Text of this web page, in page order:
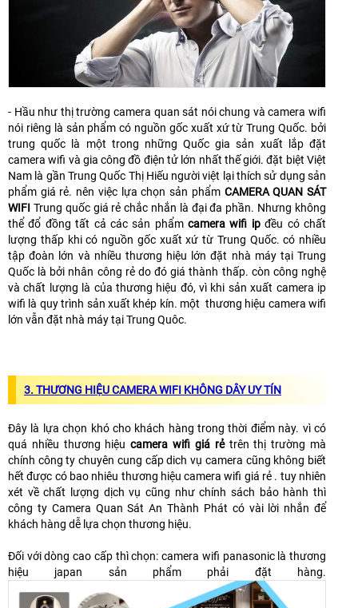
- Hầu như thị trường camera quan sát nói chung và camera wifi
nói riêng là sản phẩm có nguồn gốc xuất xứ từ Trung Quốc. bởi
trung quốc là một trong những Quốc gia sản xuất lắp đặt
camera wifi và gia công đồ điện tử lớn nhất thế giới. đặt biệt Việt
Nam là gần Trung Quốc Thị Hiếu người việt lại thích sử dụng sản
phẩm giá rẻ. nên việc lựa chọn sản phẩm CAMERA QUAN SÁT
WIFI Trung quốc giá rẻ chắc nhắn là đại đa phần. Nhưng không
thể đổ đồng tất cả các sản phẩmcamera wifi ipđều có chất
lượng thấp khi có nguồn gốc xuất xứ từ Trung Quốc. có nhiều
tập đoàn lớn và nhiều thương hiệu lớn đặt nhà máy tại Trung
Quốc là bởi nhân công rẻ do đó giá thành thấp. còn công nghệ
và chất lượng là của thương hiệu đó, vì khi sản xuất camera ip
wifi là quy trình sản xuất khép kín. một thương hiệu camera wifi
lớn vẫn đặt nhà máy tại Trung Quôc.
3. THƯƠNG HIỆU CAMERA WIFI KHÔNG DÂY UY TÍN
Đây là lựa chọn khó cho khách hàng trong thời điểm này. vì có
quá nhiều thương hiệucamera wifi giá rẻtrên thị trường mà
chính công ty chuyên cung cấp dich vụ camera cũng không biết
hết được có bao nhiêu thương hiệu camera wifi giá rẻ . tuy nhiên
xét về chất lượng dịch vụ cũng như chính sách bảo hành thì
công ty Camera Quan Sát An Thành Phát có vài lời nhắn để
khách hàng dễ lựa chọn thương hiệu.
Đối với dòng cao cấp thì chọn: camera wifi panasonic là thương
hiệu japan sản phẩm phải đặt hàng.